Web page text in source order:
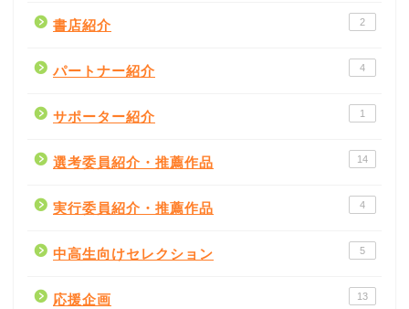
書店紹介 2
パートナー紹介 4
サポーター紹介 1
選考委員紹介・推薦作品 14
実行委員紹介・推薦作品 4
中高生向けセレクション 5
応援企画 13